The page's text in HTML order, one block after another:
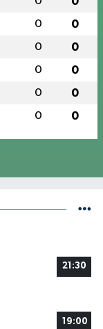
0 0
0 0
0 0
0 0
0 0
21:30
19:00